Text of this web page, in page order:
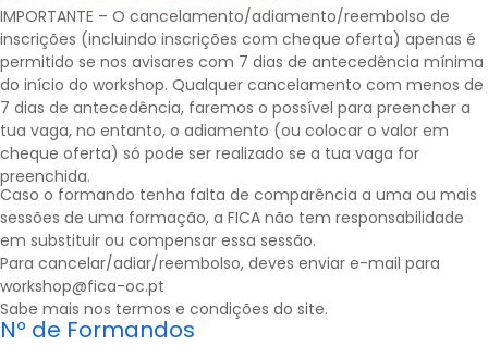
IMPORTANTE – O cancelamento/adiamento/reembolso de
inscrições (incluindo inscrições com cheque oferta) apenas é
permitido se nos avisares com 7 dias de antecedência mínima
do início do workshop. Qualquer cancelamento com menos de
7 dias de antecedência, faremos o possível para preencher a
tua vaga, no entanto, o adiamento (ou colocar o valor em
cheque oferta) só pode ser realizado se a tua vaga for
preenchida.
Caso o formando tenha falta de comparência a uma ou mais
sessões de uma formação, a FICA não tem responsabilidade
em substituir ou compensar essa sessão.
Para cancelar/adiar/reembolso, deves enviar e-mail para
workshop@fica-oc.pt
Sabe mais nos termos e condições do site.
Nº de Formandos